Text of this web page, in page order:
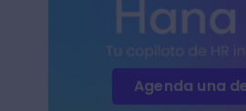
Agenda una